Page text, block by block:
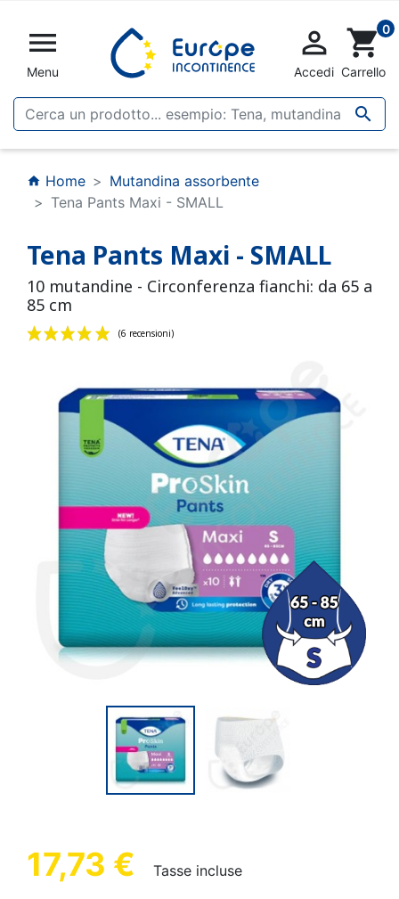

Menu


Accedi
shopping_cart0
Carrello
home Home
Mutandina assorbente
Tena Pants Maxi - SMALL
Tena Pants Maxi - SMALL
10 mutandine - Circonferenza fianchi: da 65 a
85 cm
(6 recensioni)
17,73 € Tasse incluse